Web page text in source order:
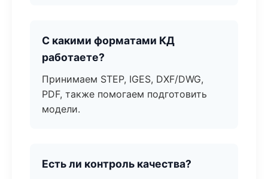
С какими форматами КД
работаете?
Принимаем STEP, IGES, DXF/DWG,
PDF, также помогаем подготовить
модели.
Есть ли контроль качества?